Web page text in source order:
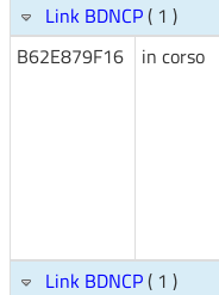
Link BDNCP( 1 )
B62E879F16
in corso
Link BDNCP( 1 )